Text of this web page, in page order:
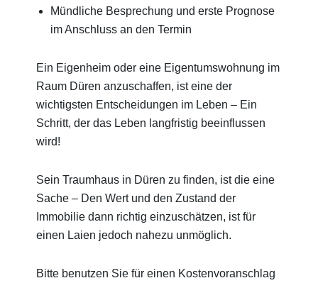
Mündliche Besprechung und erste Prognose
im Anschluss an den Termin
Ein Eigenheim oder eine Eigentumswohnung im
Raum Düren anzuschaffen, ist eine der
wichtigsten Entscheidungen im Leben – Ein
Schritt, der das Leben langfristig beeinflussen
wird!
Sein Traumhaus in Düren zu finden, ist die eine
Sache – Den Wert und den Zustand der
Immobilie dann richtig einzuschätzen, ist für
einen Laien jedoch nahezu unmöglich.
Bitte benutzen Sie für einen Kostenvoranschlag